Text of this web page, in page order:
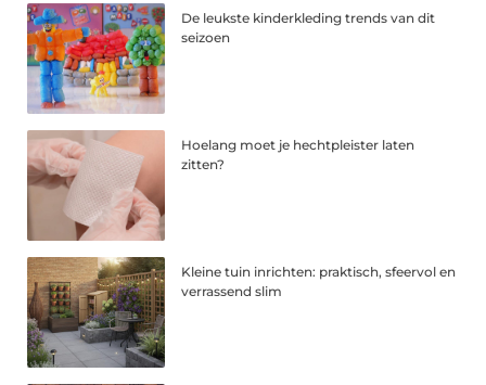
De leukste kinderkleding trends van dit
seizoen
Hoelang moet je hechtpleister laten
zitten?
Kleine tuin inrichten: praktisch, sfeervol en
verrassend slim